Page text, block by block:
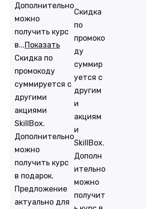
Дополнительно
можно
получить курс
в...Показать
Скидка по
промокоду
суммируется с
другими
акциями
SkillBox.
Дополнительно
можно
получить курс
в подарок.
Предложение
актуально для
Скидка
по
промоко
ду
суммир
уется с
другим
и
акциям
и
SkillBox.
Дополн
ительно
можно
получит